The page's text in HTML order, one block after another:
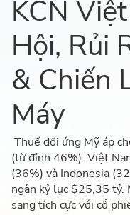
KCN
Hội, Rủi
& Chiến
Máy
Thuế đối ứng Mỹ áp
(từ đỉnh 46%). Việt
(36%) và Indonesia
ngân kỷ lục $25,35 tỷ.
sang tích cực với cổ